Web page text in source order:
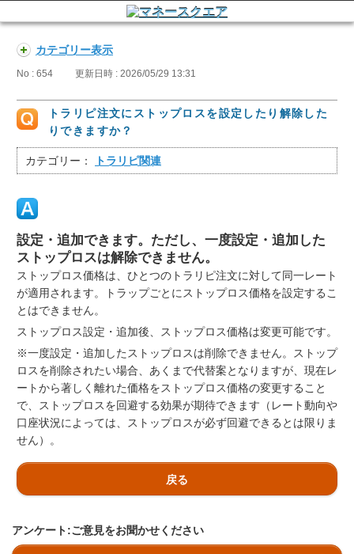
カテゴリー表示
No : 654 更新日時 : 2026/05/29 13:31
トラリピ注文にストップロスを設定したり解除した
りできますか？
カテゴリー： トラリピ関連
設定・追加できます。ただし、一度設定・追加した
ストップロスは解除できません。
ストップロス価格は、ひとつのトラリピ注文に対して同一レート
が適用されます。トラップごとにストップロス価格を設定するこ
とはできません。
ストップロス設定・追加後、ストップロス価格は変更可能です。
※一度設定・追加したストップロスは削除できません。ストップ
ロスを削除されたい場合、あくまで代替案となりますが、現在レ
ートから著しく離れた価格をストップロス価格の変更すること
で、ストップロスを回避する効果が期待できます（レート動向や
口座状況によっては、ストップロスが必ず回避できるとは限りま
せん）。
戻る
アンケート:ご意見をお聞かせください